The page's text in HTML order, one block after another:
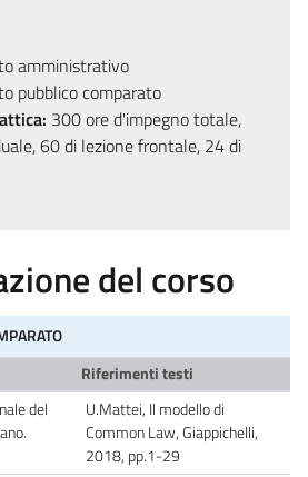
amministrativo
pubblico comparato
300 ore d'impegno totale,
60 di lezione frontale, 24 di
del corso
Riferimenti testi
del
U.Mattei, Il modello di
Common Law, Giappichelli,
2018, pp.1-29